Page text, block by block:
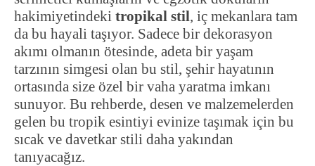
hakimiyetindeki tropikal stil, iç mekanlara tam
da bu hayali taşıyor. Sadece bir dekorasyon
akımı olmanın ötesinde, adeta bir yaşam
tarzının simgesi olan bu stil, şehir hayatının
ortasında size özel bir vaha yaratma imkanı
sunuyor. Bu rehberde, desen ve malzemelerden
gelen bu tropik esintiyi evinize taşımak için bu
sıcak ve davetkar stili daha yakından
tanıyacağız.